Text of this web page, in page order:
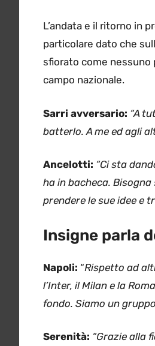
L’andata e il ritorno in
particolare dato che
sfiorato come nessuno
campo nazionale.
Sarri avversario: “A
batterlo. A me ed agli
Ancelotti: “Ci sta
ha in bacheca.
prendere le sue idee e
Insigne parla
Napoli: “Rispetto ad
l’Inter, il Milan e la
fondo. Siamo un
Serenità: “Grazie alla